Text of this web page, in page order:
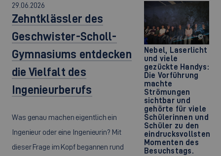
Nebel, Laserlicht
und viele
gezückte Handys:
Die Vorführung
machte
Strömungen
sichtbar und
gehörte für viele
Schülerinnen und
Schüler zu den
eindrucksvollsten
Momenten des
Besuchstags.
©
29.06.2026
Zehntklässler des
Geschwister-Scholl-
Gymnasiums entdecken
die Vielfalt des
Ingenieurberufs
Was genau machen eigentlich ein
Ingenieur oder eine Ingenieurin? Mit
dieser Frage im Kopf begannen rund